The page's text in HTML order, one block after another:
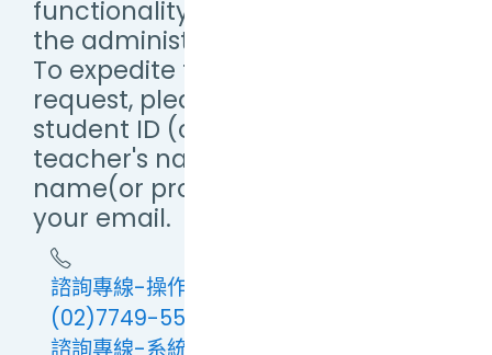
functionality issues, please email
the administrator.
To expedite the processing of your
request, please include your
student ID (or Username),
teacher's name, and course
name(or provide a screenshot) in
your email.
諮詢專線-操作問題：(02)7749-5673 或
(02)7749-5579
諮詢專線-系統問題(例：連線緩慢及異常、